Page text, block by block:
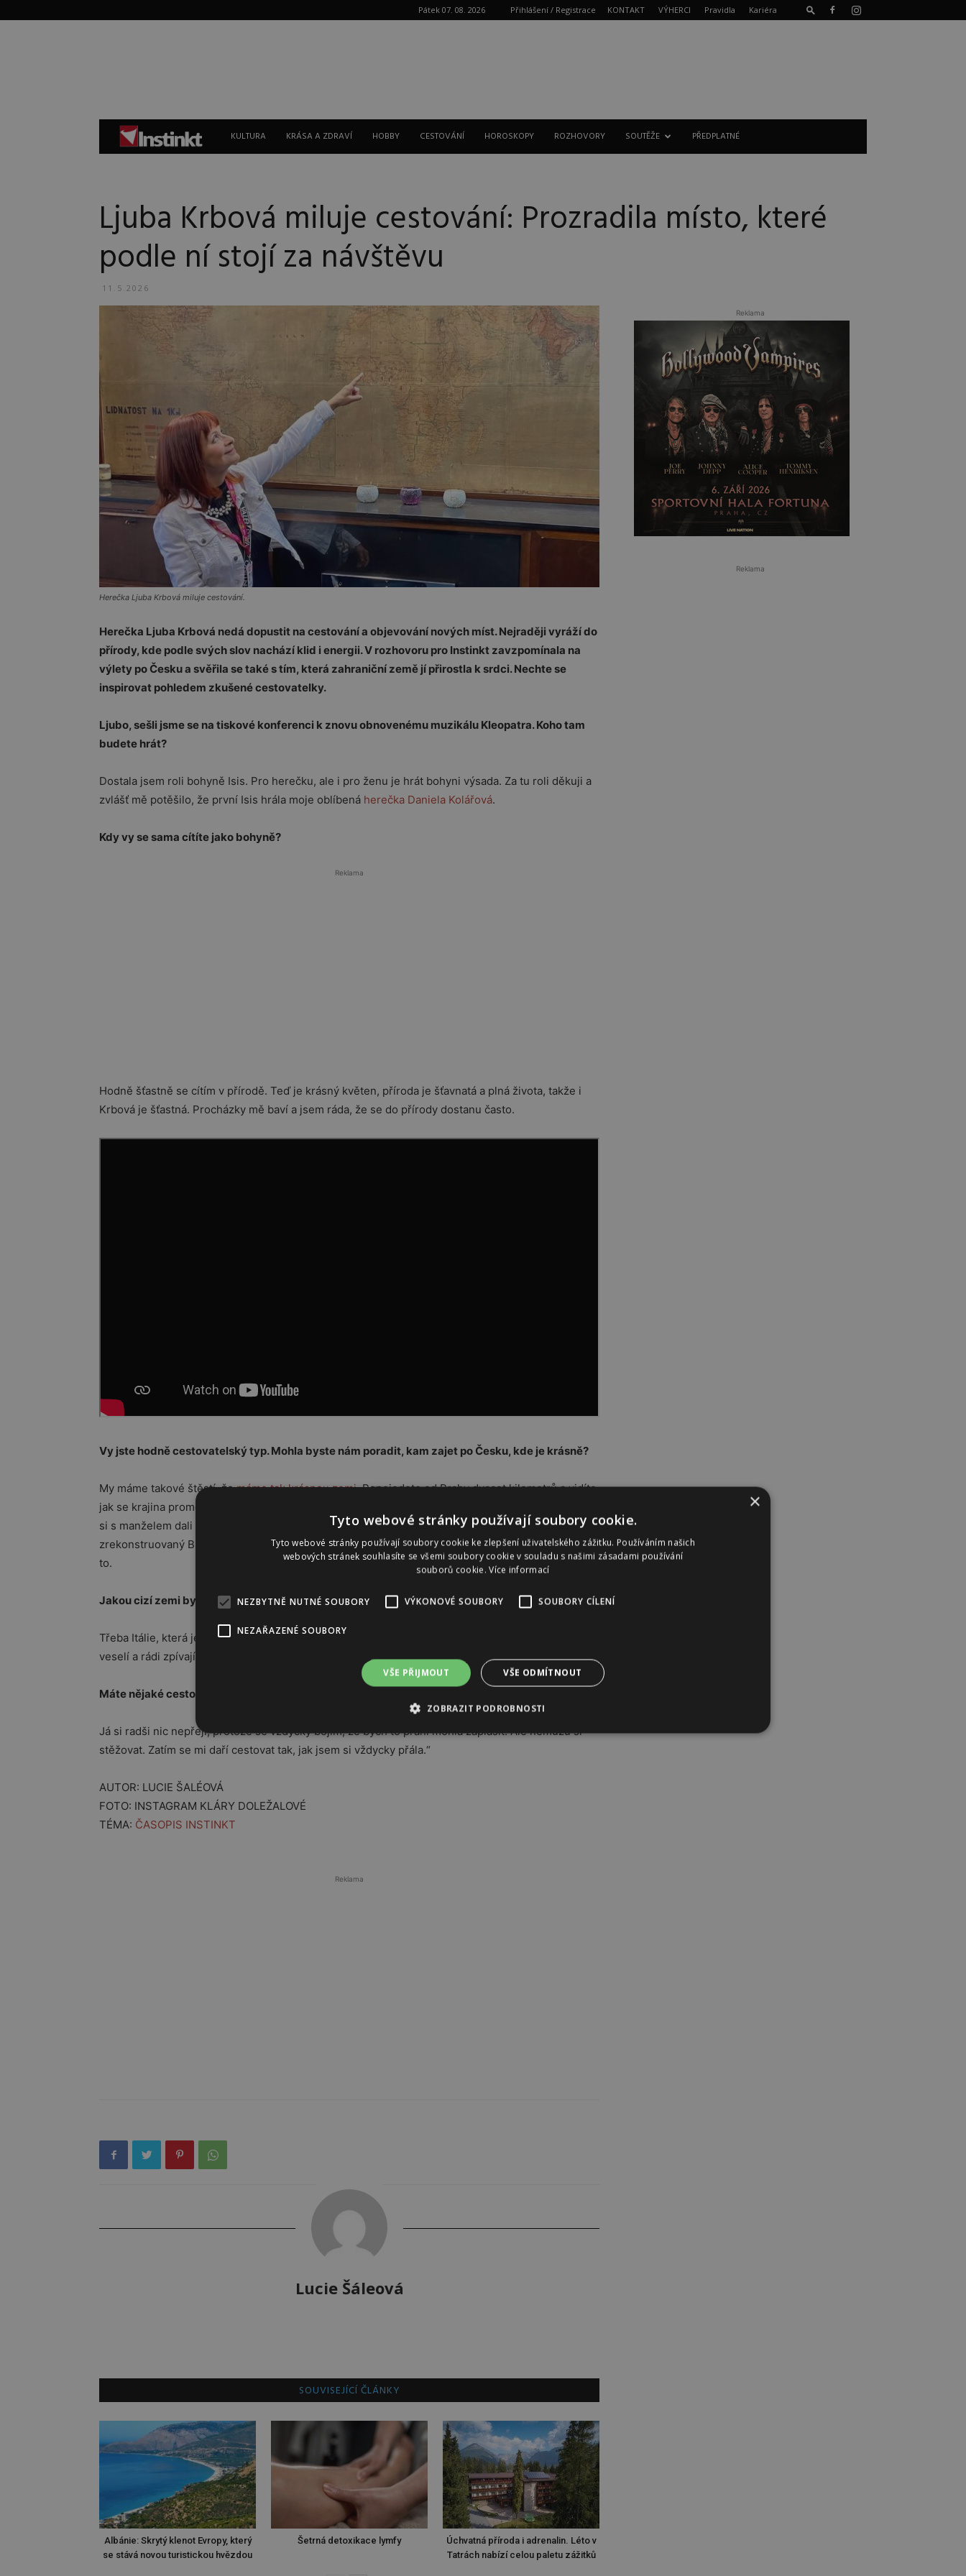
Pátek 07. 08. 2026 Přihlášení / Registrace KONTAKT VÝHERCI Pravidla Kariéra
Instinkt
KULTURA KRÁSA A ZDRAVÍ HOBBY CESTOVÁNÍ HOROSKOPY ROZHOVORY SOUTĚŽE PŘEDPLATNÉ
Ljuba Krbová miluje cestování: Prozradila místo, které
podle ní stojí za návštěvu
11.5.2026
Herečka Ljuba Krbová miluje cestování.
Herečka Ljuba Krbová nedá dopustit na cestování a objevování nových míst. Nejraději vyráží do
přírody, kde podle svých slov nachází klid i energii. V rozhovoru pro Instinkt zavzpomínala na
výlety po Česku a svěřila se také s tím, která zahraniční země jí přirostla k srdci. Nechte se
inspirovat pohledem zkušené cestovatelky.
Ljubo, sešli jsme se na tiskové konferenci k znovu obnovenému muzikálu Kleopatra. Koho tam
budete hrát?
Dostala jsem roli bohyně Isis. Pro herečku, ale i pro ženu je hrát bohyni výsada. Za tu roli děkuji a
zvlášť mě potěšilo, že první Isis hrála moje oblíbená herečka Daniela Kolářová.
Kdy vy se sama cítíte jako bohyně?
Reklama
Hodně šťastně se cítím v přírodě. Teď je krásný květen, příroda je šťavnatá a plná života, takže i
Krbová je šťastná. Procházky mě baví a jsem ráda, že se do přírody dostanu často.
Vy jste hodně cestovatelský typ. Mohla byste nám poradit, kam zajet po Česku, kde je krásně?
My máme takové štěstí, žemáme tak krásnou zemi. Popojedete od Prahy dvacet kilometrů a vidíte,
jak se krajina promění. Strašně nerada bych vyzdvihovala jen jeden kraj. Zrovna před rokem jsme
si s manželem dali závazek, že se podíváme doBroumovský výběžek, koukneme se na
zrekonstruovaný Broumovský kláštera navštívíme tam všechny kostely. To je výlet, který stojí za
to.
Jakou cizí zemi byste doporučila navštívit?
Třeba Itálie, která je vlídná a přátelská. Mají tam úžasné víno a gastronomii. Líbí se mi, jak jsou
veselí a rádi zpívají, takže tu bych klidně doporučila.
Máte nějaké cestovatelské přání, kam byste se chtěla podívat?
Já si radši nic nepřeji, protože se vždycky bojím, že bych to přání mohla zaplašit. Ale nemůžu si
stěžovat. Zatím se mi daří cestovat tak, jak jsem si vždycky přála.“
AUTOR: LUCIE ŠALÉOVÁ
FOTO: INSTAGRAM KLÁRY DOLEŽALOVÉ
TÉMA: ČASOPIS INSTINKT
Reklama
Lucie Šáleová
SOUVISEJÍCÍ ČLÁNKY
Albánie: Skrytý klenot Evropy, který
se stává novou turistickou hvězdou
Šetrná detoxikace lymfy
Úchvatná příroda i adrenalin. Léto v
Tatrách nabízí celou paletu zážitků
Reklama
Reklama
×
Tyto webové stránky používají soubory cookie.
Tyto webové stránky používají soubory cookie ke zlepšení uživatelského zážitku. Používáním našich
webových stránek souhlasíte se všemi soubory cookie v souladu s našimi zásadami používání
souborů cookie.Více informací
NEZBYTNĚ NUTNÉ SOUBORY VÝKONOVÉ SOUBORY SOUBORY CÍLENÍ
NEZAŘAZENÉ SOUBORY
VŠE PŘIJMOUT VŠE ODMÍTNOUT
ZOBRAZIT PODROBNOSTI